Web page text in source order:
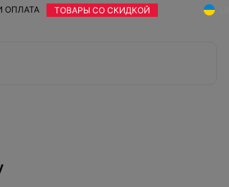
ОПЛАТА ТОВАРЫ СО СКИДКОЙ